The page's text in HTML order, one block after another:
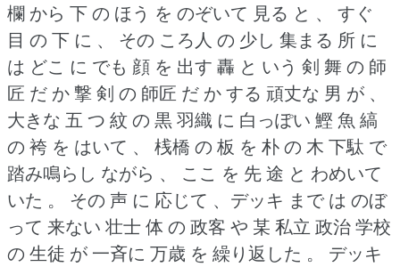
欄 から 下 の ほう を のぞいて 見る と 、 すぐ
目 の 下 に 、 その ころ人 の 少し 集まる 所 に
は どこ に でも 顔 を 出す 轟 と いう 剣 舞 の 師
匠 だ か 撃 剣 の 師匠 だ か する 頑丈な 男 が 、
大きな 五 つ 紋 の 黒 羽織 に 白っぽい 鰹 魚 縞
の 袴 を はいて 、 桟橋 の 板 を 朴 の 木 下駄 で
踏み鳴らし ながら 、 ここ を 先 途 と わめいて
いた 。
その 声 に 応じて 、デッキ まで は のぼ
って 来ない 壮士 体 の 政客 や 某 私立 政治 学校
の 生徒 が 一斉に 万歳 を 繰り返した 。
デッキ